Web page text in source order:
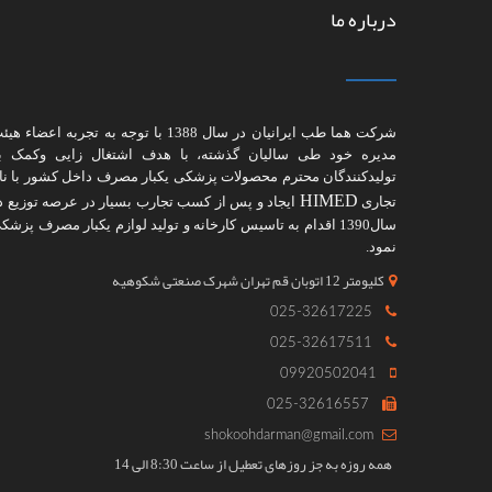
درباره ما
شرکت هما طب ایرانیان در سال 1388 با توجه به تجربه اعضاء
مدیره خود طی سالیان گذشته، با هدف اشتغال زایی وکمک
تولیدکنندگان محترم محصولات پزشکی یکبار مصرف داخل کشور با
تجاری HIMED ایجاد و پس از کسب تجارب بسیار در عرصه توزیع
سال1390 اقدام به تاسیس کارخانه و تولید لوازم یکبار مصرف
نمود.
025-32617225
025-32617511
09920502041
025-32616557
shokoohdarman@gmail.com